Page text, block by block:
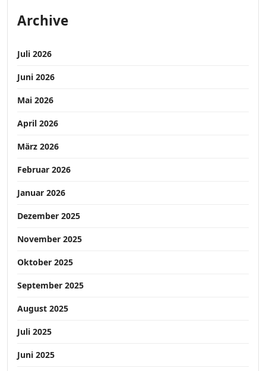
Archive
Juli 2026
Juni 2026
Mai 2026
April 2026
März 2026
Februar 2026
Januar 2026
Dezember 2025
November 2025
Oktober 2025
September 2025
August 2025
Juli 2025
Juni 2025